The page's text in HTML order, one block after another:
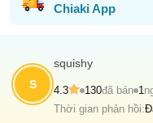
Chiaki App
S
squishy
4.3 130đã bán 1
Thời gian phản hồi: